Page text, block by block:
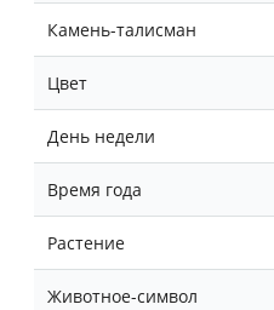
Камень-талисман
Цвет
День недели
Время года
Растение
Животное-символ